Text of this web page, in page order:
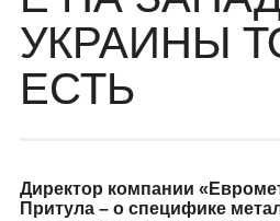
УКРАИНЫ
ЕСТЬ
Директор компании
Притула – о специфике